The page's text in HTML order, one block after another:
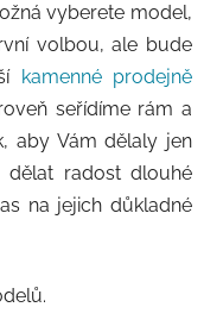
vyberete model,
volbou, ale bude
kamenné prodejně
seřídíme rám a
aby Vám dělaly jen
dělat radost dlouhé
na jejich důkladné